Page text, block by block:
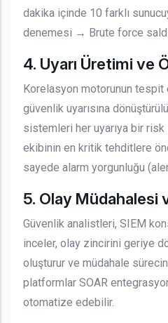
dakika içinde 10 farklı
denemesi → Brute force
4. Uyarı Üretimi ve
Korelasyon motorunun
güvenlik uyarısına
sistemleri her uyarıya bir
ekibinin en kritik tehditlere
sayede alarm yorgunluğu
5. Olay Müdahalesi
Güvenlik analistleri, SIEM
inceler, olay zincirini geriye
oluşturur ve müdahale
platformlar SOAR
otomatize edebilir.